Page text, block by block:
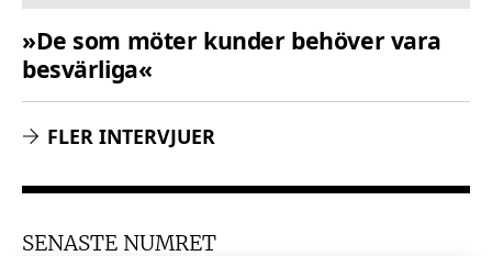
»De som möter kunder behöver vara
besvärliga«
FLER INTERVJUER
SENASTE NUMRET